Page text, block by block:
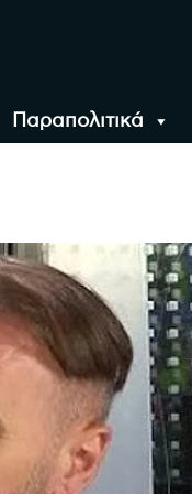
Παραπολιτικά